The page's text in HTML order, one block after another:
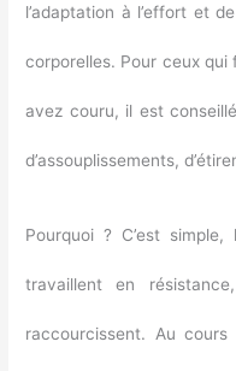
l’adaptation à l’effort et
corporelles. Pour ceux
avez couru, il est
d’assouplissements,
Pourquoi ? C’est
travaillent en
raccourcissent. Au